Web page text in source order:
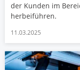
der Kunden im
herbeiführen.
11.03.2025